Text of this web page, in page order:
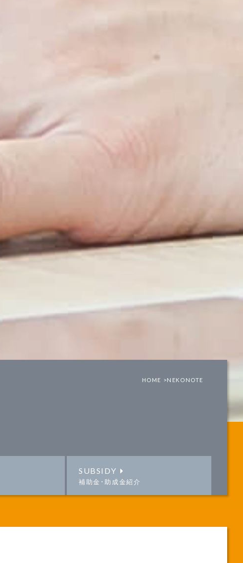
HOME >NEKONOTE
SUBSIDY
補助金･助成金紹介